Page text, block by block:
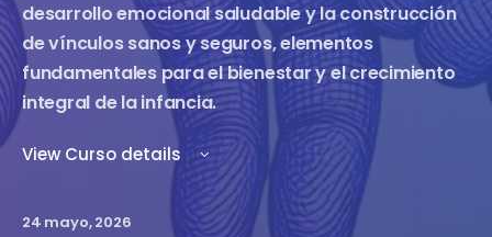
desarrollo emocional saludable y la construcción
de vínculos sanos y seguros, elementos
fundamentales para el bienestar y el crecimiento
integral de la infancia.
View Curso details
24 mayo, 2026